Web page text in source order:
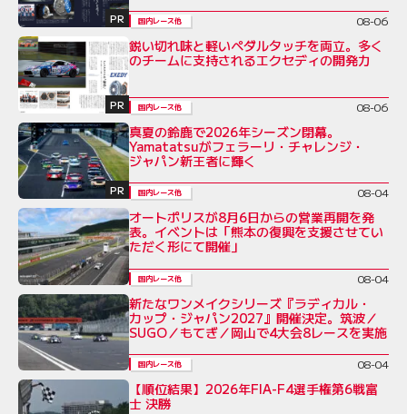
PR 国内レース他 08-06
PR
鋭い切れ味と軽いペダルタッチを両立。多く
のチームに支持されるエクセディの開発力
国内レース他 08-06
PR
真夏の鈴鹿で2026年シーズン閉幕。
Yamatatsuがフェラーリ・チャレンジ・
ジャパン新王者に輝く
国内レース他 08-04
オートポリスが8月6日からの営業再開を発
表。イベントは「熊本の復興を支援させてい
ただく形にて開催」
国内レース他 08-04
新たなワンメイクシリーズ『ラディカル・
カップ・ジャパン2027』開催決定。筑波／
SUGO／もてぎ／岡山で4大会8レースを実施
国内レース他 08-04
【順位結果】2026年FIA-F4選手権第6戦富
士 決勝